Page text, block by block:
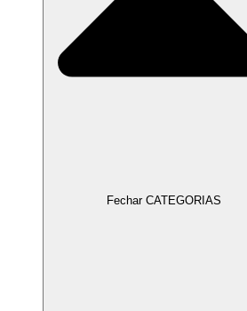
Fechar CATEGORIAS